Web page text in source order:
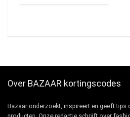
Over BAZAAR kortingscodes
Bazaar onderzoekt, inspireert en geeft tips